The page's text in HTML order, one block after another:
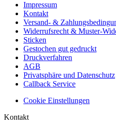
Impressum
Kontakt
Versand- &
Widerrufsrecht & Muster-
Sticken
Gestochen gut gedruckt
Druckverfahren
AGB
Privatsphäre und Datenschutz
Callback Service
Cookie Einstellungen
Kontakt